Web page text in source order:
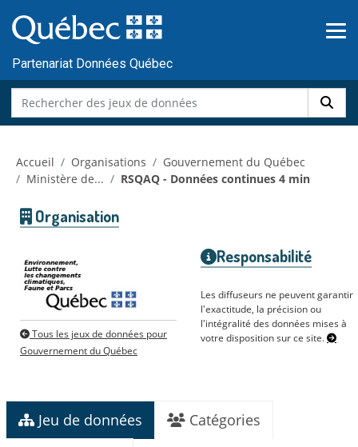
au
contenu
Partenariat Données Québec
Accueil Organisations
Gouvernement du Québec
Ministère de...
RSQAQ - Données continues 4 min
Organisation
Tous les jeux de données pour
Gouvernement du Québec
Responsabilité
Les diffuseurs ne peuvent garantir
l'exactitude, la précision ou
l'intégralité des données mises à
votre disposition sur ce site.
Jeu de données
Catégories